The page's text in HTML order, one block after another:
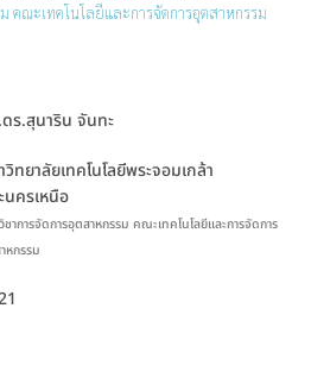
คณะเทคโนโลยีและการจัดการอุตสาหกรรม
ร.สุนาริน จันทะ
วิทยาลัยเทคโนโลยีพระจอมเกล้า
นครเหนือ
ชาการจัดการอุตสาหกรรม คณะเทคโนโลยีและการจัดการ
หกรรม